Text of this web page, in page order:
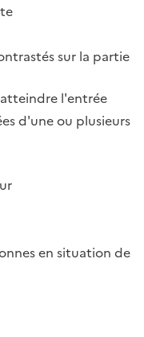
sur la partie
l'entrée
d'une ou plusieurs
en situation de